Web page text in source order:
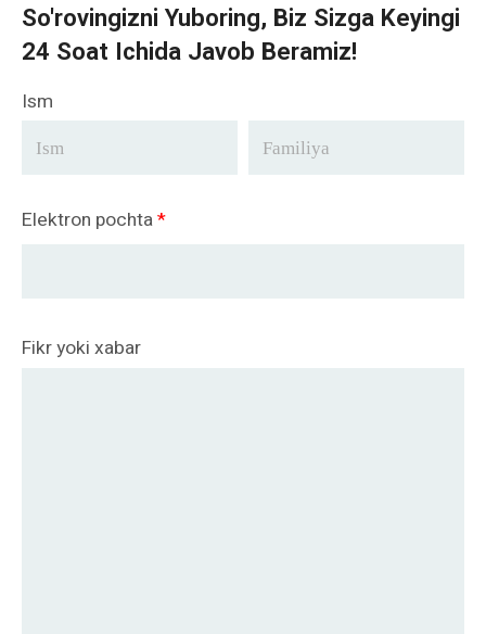
So'rovingizni Yuboring, Biz Sizga Keyingi
24 Soat Ichida Javob Beramiz!
Ism
Elektron pochta*
Fikr yoki xabar